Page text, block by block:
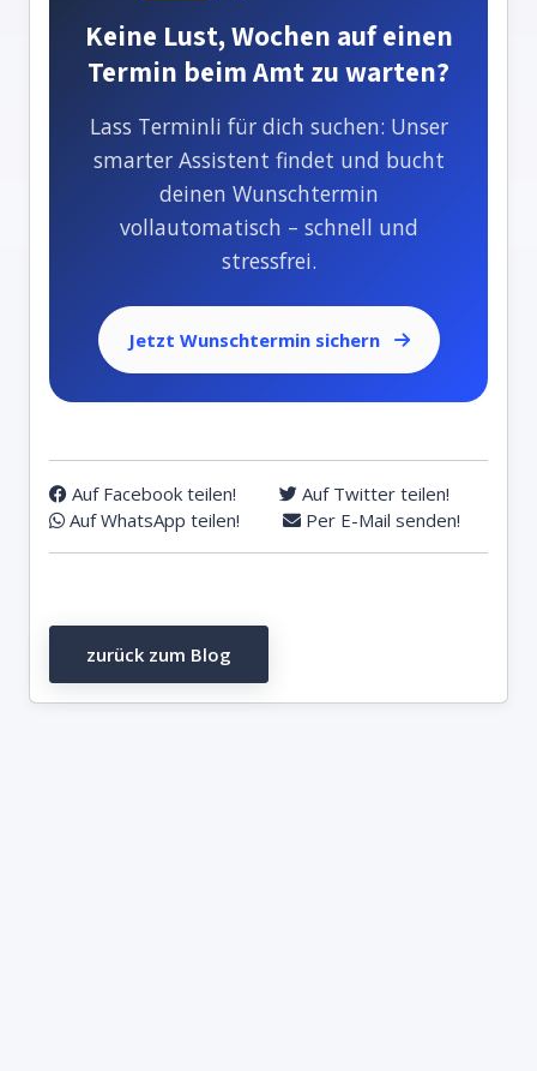
Keine Lust, Wochen auf einen
Termin beim Amt zu warten?
Lass Terminli für dich suchen: Unser
smarter Assistent findet und bucht
deinen Wunschtermin
vollautomatisch – schnell und
stressfrei.
Jetzt Wunschtermin sichern
Auf Facebook teilen!
Auf Twitter teilen!
Auf WhatsApp teilen!
Per E-Mail senden!
zurück zum Blog